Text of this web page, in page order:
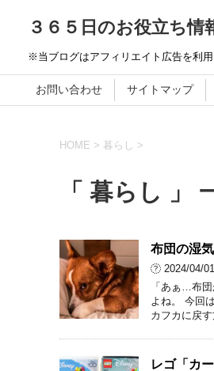
３６５日のお役立ち情
※当ブログはアフィリエイト広告を利
お問い合わせ サイトマップ
HOME > 暮らし >
「 暮らし 」
布団の湿
2024/04/
「あぁ…布
よね。 今回
カフカに戻
レゴ「カ